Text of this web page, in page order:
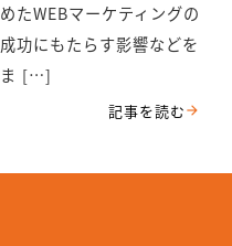
めたWEBマーケティングの
成功にもたらす影響などを
ま […]